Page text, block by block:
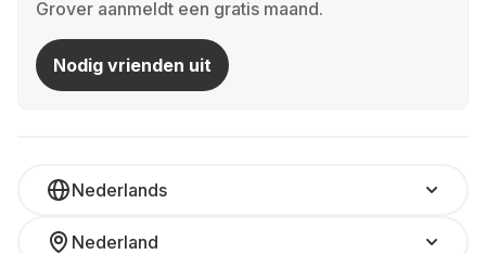
Grover aanmeldt een gratis maand.
Nodig vrienden uit
Nederlands
Nederland